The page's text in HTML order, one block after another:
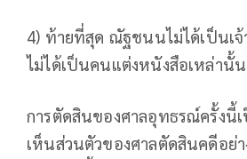
4) ท้ายที่สุด ณัฐชนนไม่ได้เป็นเ
ไม่ได้เป็นคนแต่งหนังสือเหล่านั้น
การตัดสินของศาลอุทธรณ์ครั้งนี้
เห็นส่วนตัวของศาลตัดสินคดีอย่า